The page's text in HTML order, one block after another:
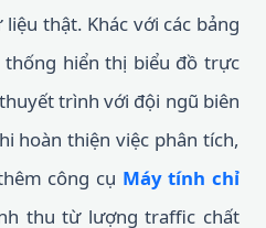
thật. Khác với các bảng
thống hiển thị biểu đồ trực
trình với đội ngũ biên
hoàn thiện việc phân tích,
công cụ Máy tính chỉ
thu từ lượng traffic chất